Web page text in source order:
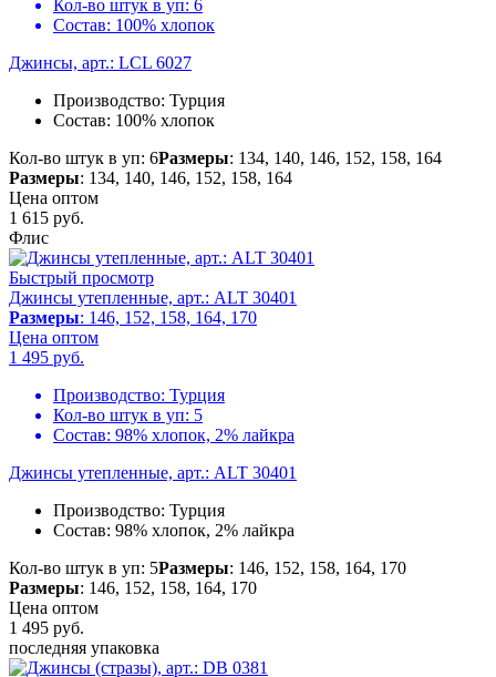
Кол-во штук в уп: 6
Состав: 100% хлопок
Джинсы, арт.: LCL 6027
Производство: Турция
Состав: 100% хлопок
Кол-во штук в уп: 6Размеры: 134, 140, 146, 152, 158, 164
Размеры: 134, 140, 146, 152, 158, 164
Цена оптом
1 615 руб.
Флис
Быстрый просмотр
Джинсы утепленные, арт.: ALT 30401
Размеры: 146, 152, 158, 164, 170
Цена оптом
1 495 руб.
Производство: Турция
Кол-во штук в уп: 5
Состав: 98% хлопок, 2% лайкра
Джинсы утепленные, арт.: ALT 30401
Производство: Турция
Состав: 98% хлопок, 2% лайкра
Кол-во штук в уп: 5Размеры: 146, 152, 158, 164, 170
Размеры: 146, 152, 158, 164, 170
Цена оптом
1 495 руб.
последняя упаковка